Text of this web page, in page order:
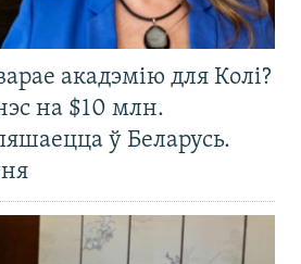
акадэмію для Колі?
на $10 млн.
ў Беларусь.